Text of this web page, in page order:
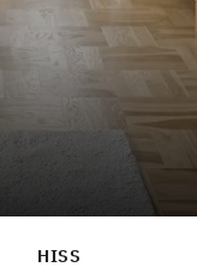
HISS